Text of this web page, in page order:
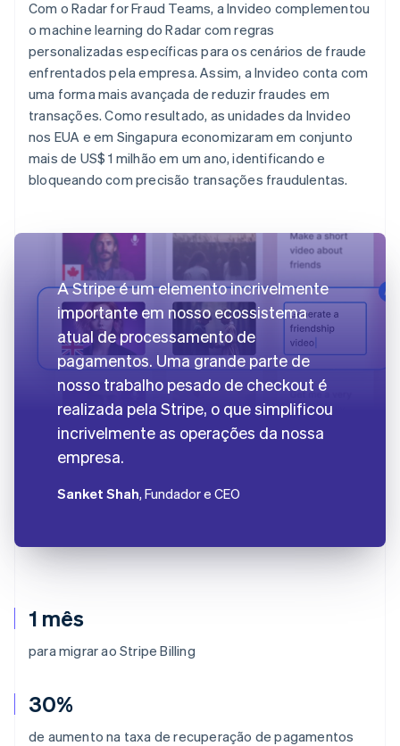
1 mês
para migrar ao Stripe Billing
30%
de aumento na taxa de recuperação de pagamentos
Com o Radar for Fraud Teams, a Invideo complementou
o machine learning do Radar com regras
personalizadas específicas para os cenários de fraude
enfrentados pela empresa. Assim, a Invideo conta com
uma forma mais avançada de reduzir fraudes em
transações. Como resultado, as unidades da Invideo
nos EUA e em Singapura economizaram em conjunto
mais de US$ 1 milhão em um ano, identificando e
bloqueando com precisão transações fraudulentas.
A Stripe é um elemento incrivelmente
importante em nosso ecossistema
atual de processamento de
pagamentos. Uma grande parte de
nosso trabalho pesado de checkout é
realizada pela Stripe, o que simplificou
incrivelmente as operações da nossa
empresa.
Sanket Shah, Fundador e CEO